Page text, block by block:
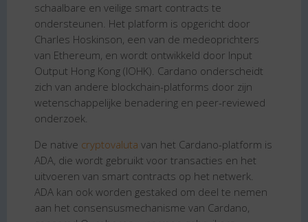
schaalbare en veilige smart contracts te
ondersteunen. Het platform is opgericht door
Charles Hoskinson, een van de medeoprichters
van Ethereum, en wordt ontwikkeld door Input
Output Hong Kong (IOHK). Cardano onderscheidt
zich van andere blockchain-platforms door zijn
wetenschappelijke benadering en peer-reviewed
onderzoek.
De native cryptovaluta van het Cardano-platform is
ADA, die wordt gebruikt voor transacties en het
uitvoeren van smart contracts op het netwerk.
ADA kan ook worden gestaked om deel te nemen
aan het consensusmechanisme van Cardano,